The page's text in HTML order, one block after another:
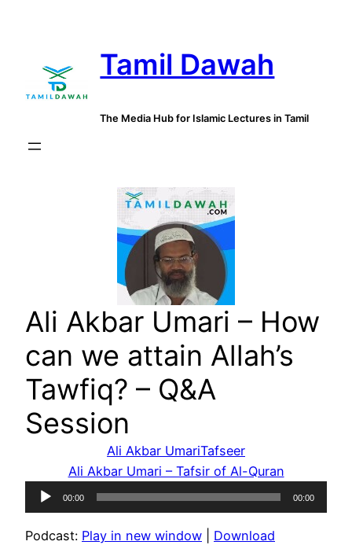
Tamil Dawah
The Media Hub for Islamic Lectures in Tamil
Ali Akbar Umari – How
can we attain Allah’s
Tawfiq? – Q&A
Session
Ali Akbar UmariTafseer
Ali Akbar Umari – Tafsir of Al-Quran
Audio
Player
00:00 00:00
Podcast: Play in new window
Download